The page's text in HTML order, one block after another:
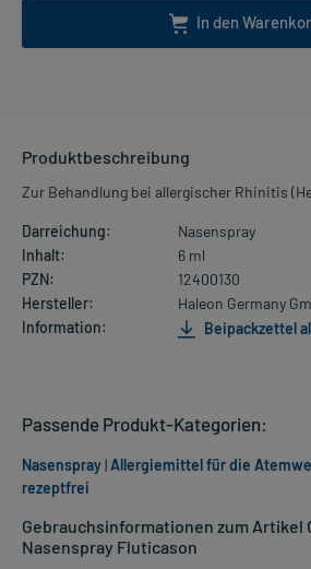
In den
Produktbeschreibung
Zur Behandlung bei allergischer Rhinitis
Darreichung:
Nasenspray
Inhalt:
6 ml
PZN:
12400130
Hersteller:
Haleon Germany
Information:
Beipackzettel
Gebrauchsinformationen zum Artikel
Nasenspray Fluticason
Passende Produkt-Kategorien:
Nasenspray|Allergiemittel für die
rezeptfrei